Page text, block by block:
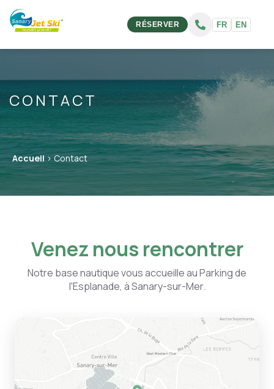
Blog
RÉSERVER FR EN
CONTACT
Accueil> Contact
Venez nous rencontrer
Notre base nautique vous accueille au Parking de
l'Esplanade, à Sanary-sur-Mer.